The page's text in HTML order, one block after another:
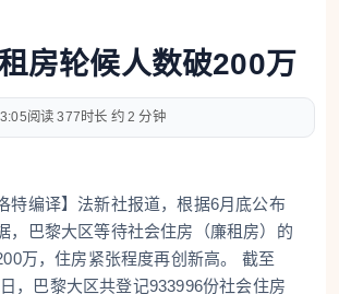
房轮候人数破200万
377 约 2 分钟
特编译】法新社报道，根据6月底公布
，巴黎大区等待社会住房（廉租房）的
万，住房紧张程度再创新高。 截至
，巴黎大区共登记933996份社会住房